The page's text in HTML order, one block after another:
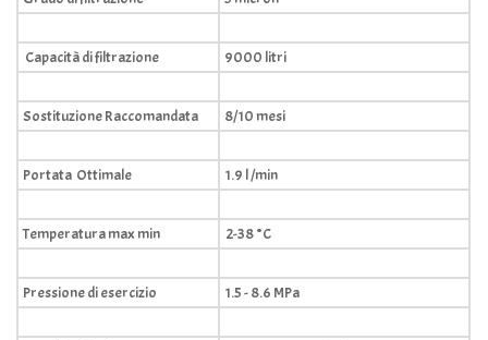
Capacità di filtrazione 9000 litri
Sostituzione Raccomandata 8/10 mesi
Portata Ottimale 1.9 l /min
Temperatura max min 2-38 °C
Pressione di esercizio 1.5 - 8.6 MPa